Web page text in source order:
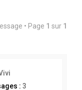
• Page 1 sur 1
: 3